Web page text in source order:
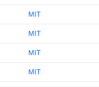
MIT
MIT
MIT
MIT